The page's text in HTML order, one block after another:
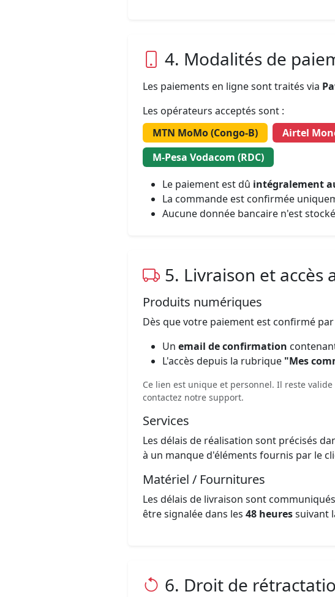
4. Modalités de
Les paiements en ligne sont traités via
Les opérateurs acceptés sont :
MTN MoMo (Congo-B)
Airtel
M-Pesa Vodacom (RDC)
Le paiement est dû intégralement
La commande est confirmée
Aucune donnée bancaire n'est
5. Livraison et accès
Produits numériques
Dès que votre paiement est confirmé par
Un email de confirmation
L'accès depuis la rubrique "Mes
Ce lien est unique et personnel. Il reste
contactez notre support.
Services
Les délais de réalisation sont précisés
à un manque d'éléments fournis par le
Matériel / Fournitures
Les délais de livraison sont
être signalée dans les 48 heuressuivant
6. Droit de